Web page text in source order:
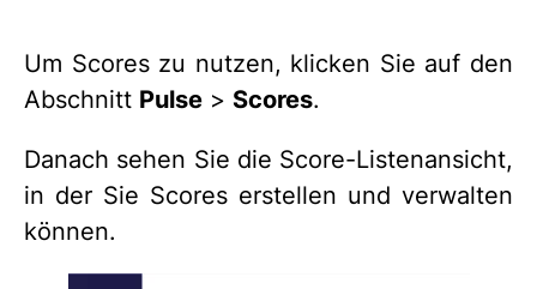
Um Scores zu nutzen, klicken Sie auf den
Abschnitt Pulse > Scores.
Danach sehen Sie die Score-Listenansicht,
in der Sie Scores erstellen und verwalten
können.